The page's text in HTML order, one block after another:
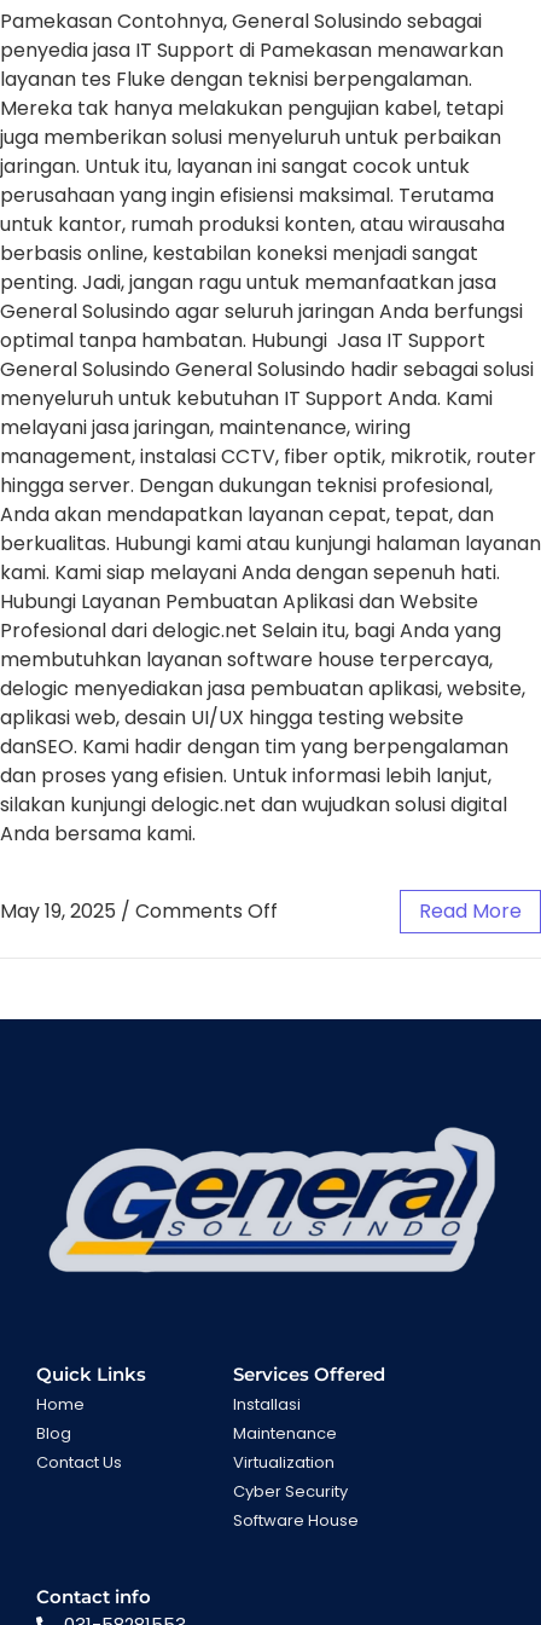
Pamekasan Contohnya, General Solusindo sebagai
penyedia jasa IT Support di Pamekasan menawarkan
layanan tes Fluke dengan teknisi berpengalaman.
Mereka tak hanya melakukan pengujian kabel, tetapi
juga memberikan solusi menyeluruh untuk perbaikan
jaringan. Untuk itu, layanan ini sangat cocok untuk
perusahaan yang ingin efisiensi maksimal. Terutama
untuk kantor, rumah produksi konten, atau wirausaha
berbasis online, kestabilan koneksi menjadi sangat
penting. Jadi, jangan ragu untuk memanfaatkan jasa
General Solusindo agar seluruh jaringan Anda berfungsi
optimal tanpa hambatan. Hubungi Jasa IT Support
General Solusindo General Solusindo hadir sebagai solusi
menyeluruh untuk kebutuhan IT Support Anda. Kami
melayani jasa jaringan, maintenance, wiring
management, instalasi CCTV, fiber optik, mikrotik, router
hingga server. Dengan dukungan teknisi profesional,
Anda akan mendapatkan layanan cepat, tepat, dan
berkualitas. Hubungi kami atau kunjungi halaman layanan
kami. Kami siap melayani Anda dengan sepenuh hati.
Hubungi Layanan Pembuatan Aplikasi dan Website
Profesional dari delogic.net Selain itu, bagi Anda yang
membutuhkan layanan software house terpercaya,
delogic menyediakan jasa pembuatan aplikasi, website,
aplikasi web, desain UI/UX hingga testing website
danSEO. Kami hadir dengan tim yang berpengalaman
dan proses yang efisien. Untuk informasi lebih lanjut,
silakan kunjungi delogic.net dan wujudkan solusi digital
Anda bersama kami.
May 19, 2025 / Comments Off Read More
Quick Links
Home
Blog
Contact Us
Services Offered
Installasi
Maintenance
Virtualization
Cyber Security
Software House
Contact info